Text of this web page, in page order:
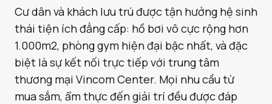
Cư dân và khách lưu trú được tận hưởng hệ sinh
thái tiện ích đẳng cấp: hồ bơi vô cực rộng hơn
1.000m2, phòng gym hiện đại bậc nhất, và đặc
biệt là sự kết nối trực tiếp với trung tâm
thương mại Vincom Center. Mọi nhu cầu từ
mua sắm, ẩm thực đến giải trí đều được đáp